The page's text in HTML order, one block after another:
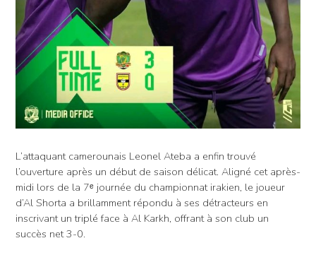
L’attaquant camerounais Leonel Ateba a enfin trouvé
l’ouverture après un début de saison délicat. Aligné cet après-
midi lors de la 7ᵉ journée du championnat irakien, le joueur
d’Al Shorta a brillamment répondu à ses détracteurs en
inscrivant un triplé face à Al Karkh, offrant à son club un
succès net 3-0.